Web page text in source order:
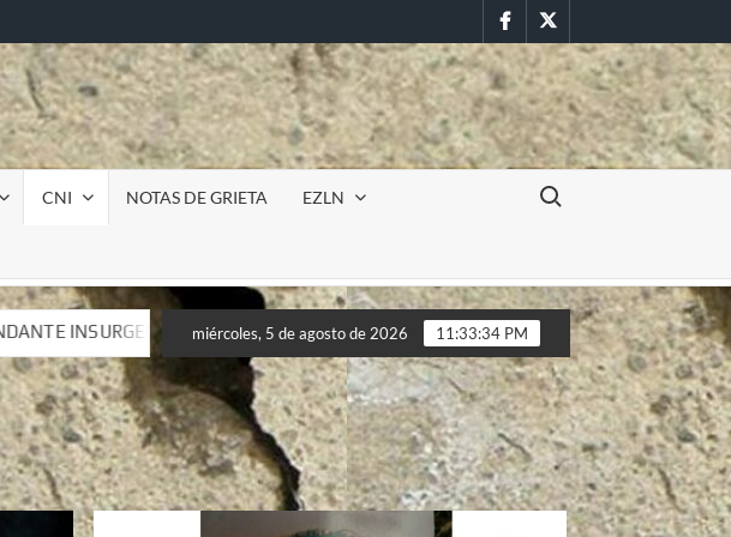
FacebookTwitter
CNI NOTAS DE GRIETA EZLN
Buscar:
LUIS DE TAVIRA
Incursión militar en la UAEM (Morelos) durante paro
LUIS DE TAVIRA
Incursión militar en la UAEM (Morelos) durante paro
miércoles, 5 de agosto de 2026 11:33:36 PM